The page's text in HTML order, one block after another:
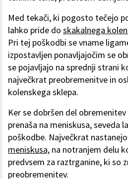
Med tekači, ki pogosto tečejo
lahko pride do skakalnega
Pri tej poškodbi se vname
izpostavljen ponavljajočim se
se pojavljajo na sprednji strani
največkrat preobremenitve in
kolenskega sklepa.
Ker se dobršen del
prenaša na meniskusa, seveda
poškodbe. Največkrat nastanejo
meniskusa, na notranjem delu
predvsem za raztrganine, ki so
preobremenitev.